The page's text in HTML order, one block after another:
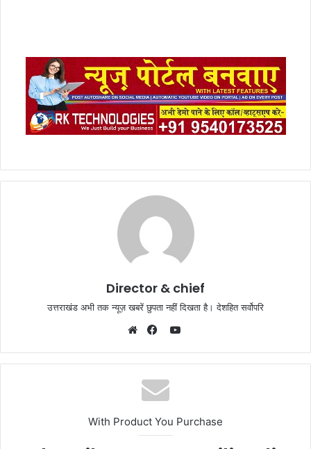
Director & chief
उत्तराखंड अभी तक न्यूज़ खबरें छुपता नहीं दिखता है। देशहित सर्वोपरि
YouTube
With Product You Purchase